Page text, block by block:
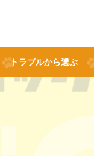
トラブルから選ぶ